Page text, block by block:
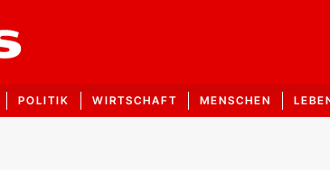
POLITIK WIRTSCHAFT MENSCHEN